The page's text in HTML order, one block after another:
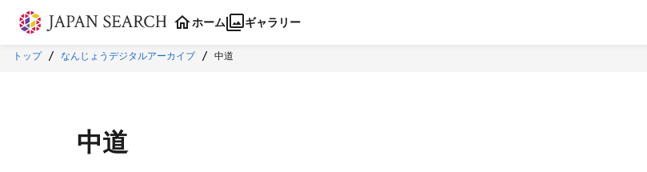
本文に飛ぶ
ホーム ギャラリー
トップ なんじょうデジタルアーカイブ 中道
中道